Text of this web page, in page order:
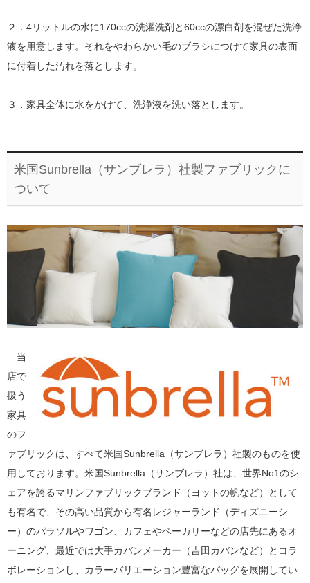
２．4リットルの水に170ccの洗濯洗剤と60ccの漂白剤を混ぜた洗浄
液を用意します。それをやわらかい毛のブラシにつけて家具の表面
に付着した汚れを落とします。
３．家具全体に水をかけて、洗浄液を洗い落とします。
米国Sunbrella（サンブレラ）社製ファブリックに
ついて
当
店で
扱う
家具
のフ
ァブリックは、すべて米国Sunbrella（サンブレラ）社製のものを使
用しております。米国Sunbrella（サンブレラ）社は、世界No1のシ
ェアを誇るマリンファブリックブランド（ヨットの帆など）として
も有名で、その高い品質から有名レジャーランド（ディズニーシ
ー）のパラソルやワゴン、カフェやベーカリーなどの店先にあるオ
ーニング、最近では大手カバンメーカー（吉田カバンなど）とコラ
ボレーションし、カラーバリエーション豊富なバッグを展開してい